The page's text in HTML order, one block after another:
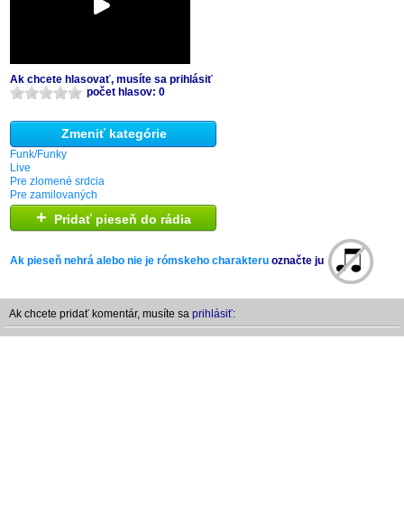
Ak chcete hlasovať, musíte sa prihlásiť
počet hlasov: 0
Zmeniť kategórie
Funk/Funky
Live
Pre zlomené srdcia
Pre zamilovaných
+ Pridať pieseň do rádia
Ak pieseň nehrá alebo nie je rómskeho charakteru označte ju
Ak chcete pridať komentár, musíte sa prihlásiť: